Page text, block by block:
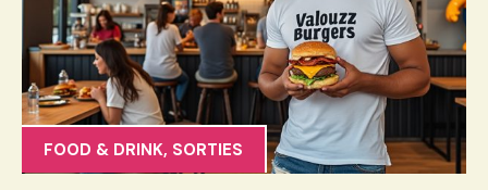
FOOD & DRINK, SORTIES